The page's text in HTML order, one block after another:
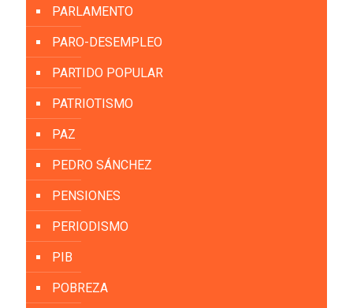
PARLAMENTO
PARO-DESEMPLEO
PARTIDO POPULAR
PATRIOTISMO
PAZ
PEDRO SÁNCHEZ
PENSIONES
PERIODISMO
PIB
POBREZA